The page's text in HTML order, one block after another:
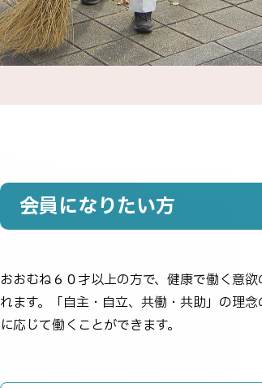
会員になりたい方
おおむね６０才以上の方で、健康で働く意
れます。「自主・自立、共働・共助」の理
に応じて働くことができます。